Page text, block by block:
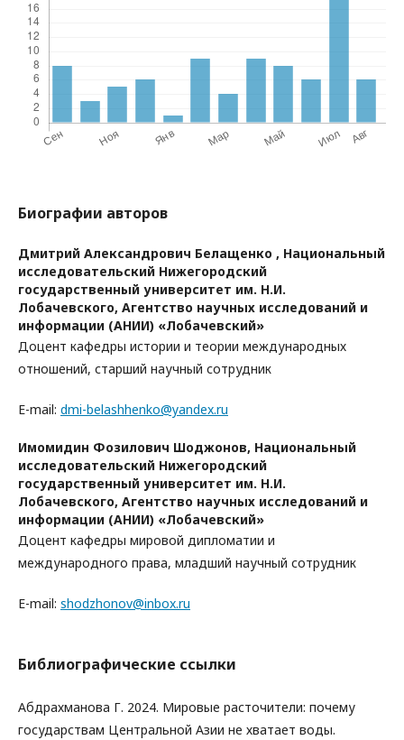
Биографии авторов
Дмитрий Александрович Белащенко , Национальный
исследовательский Нижегородский
государственный университет им. Н.И.
Лобачевского, Агентство научных исследований и
информации (АНИИ) «Лобачевский»
Доцент кафедры истории и теории международных
отношений, старший научный сотрудник
E-mail: dmi-belashhenko@yandex.ru
Имомидин Фозилович Шоджонов, Национальный
исследовательский Нижегородский
государственный университет им. Н.И.
Лобачевского, Агентство научных исследований и
информации (АНИИ) «Лобачевский»
Доцент кафедры мировой дипломатии и
международного права, младший научный сотрудник
E-mail: shodzhonov@inbox.ru
Библиографические ссылки
Абдрахманова Г. 2024. Мировые расточители: почему
государствам Центральной Азии не хватает воды.